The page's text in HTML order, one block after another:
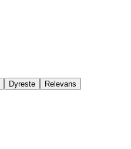
Dyreste Relevans